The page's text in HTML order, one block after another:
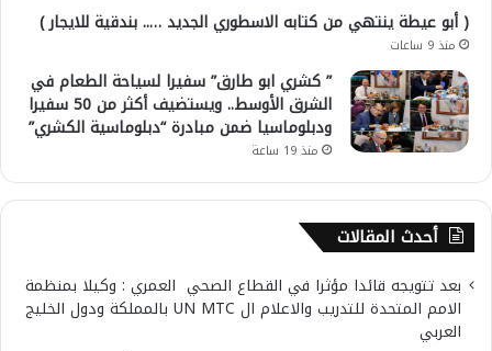
( أبو عيطة ينتهي من كتابه الاسطوري الجديد ….. بندقية للايجار )
منذ 9 ساعات
” كشري ابو طارق” سفيرا لسياحة الطعام في
الشرق الأوسط.. ويستضيف أكثر من 50 سفيرا
ودبلوماسيا ضمن مبادرة “دبلوماسية الكشري”
منذ 19 ساعة
أحدث المقالات
بعد تتويجه قائدا مؤثرا في القطاع الصحي العمري : وكيلا بمنظمة
الامم المتحدة للتدريب والاعلام ال UN MTC بالمملكة ودول الخليج
العربي